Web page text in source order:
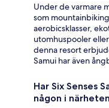
Under de varmare
som
aerobicsklasser,
utomhuspooler
denna resort
Samui har även
Har Six Senses
någon i